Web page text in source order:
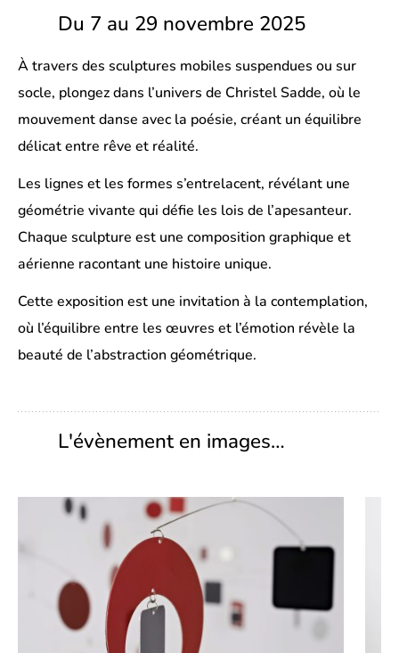
Du 7 au 29 novembre 2025
À travers des sculptures mobiles suspendues ou sur
socle, plongez dans l’univers de Christel Sadde, où le
mouvement danse avec la poésie, créant un équilibre
délicat entre rêve et réalité.
Les lignes et les formes s’entrelacent, révélant une
géométrie vivante qui défie les lois de l’apesanteur.
Chaque sculpture est une composition graphique et
aérienne racontant une histoire unique.
Cette exposition est une invitation à la contemplation,
où l’équilibre entre les œuvres et l’émotion révèle la
beauté de l’abstraction géométrique.
L'évènement en images…